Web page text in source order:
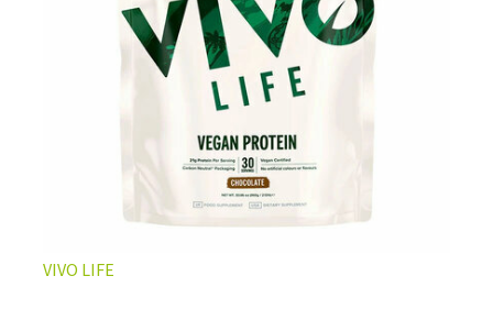
☕ LATTE MACCHIATO GLACÉ
VIVO LIFE